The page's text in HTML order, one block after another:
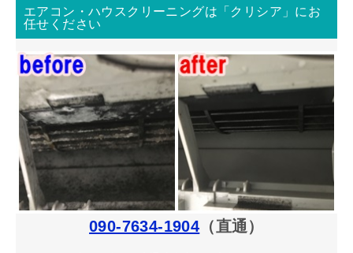
エアコン・ハウスクリーニングは「クリシア」にお
任せください
090-7634-1904 （直通）